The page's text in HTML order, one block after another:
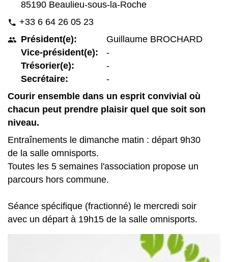
85190 Beaulieu-sous-la-Roche
phone +33 6 64 26 05 23
people Président(e):
Vice-président(e):
Trésorier(e):
Secrétaire:
Guillaume BROCHARD
-
-
-
Courir ensemble dans un esprit convivial où
chacun peut prendre plaisir quel que soit son
niveau.
Entraînements le dimanche matin : départ 9h30
de la salle omnisports.
Toutes les 5 semaines l'association propose un
parcours hors commune.
Séance spécifique (fractionné) le mercredi soir
avec un départ à 19h15 de la salle omnisports.